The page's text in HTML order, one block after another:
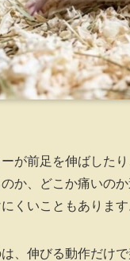
が前足を伸ばした
のか、どこか痛いの
くいこともあります
、伸びる動作だけ